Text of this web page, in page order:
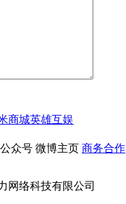
商城英雄互娱
众号 微博主页 商务合作
网络科技有限公司